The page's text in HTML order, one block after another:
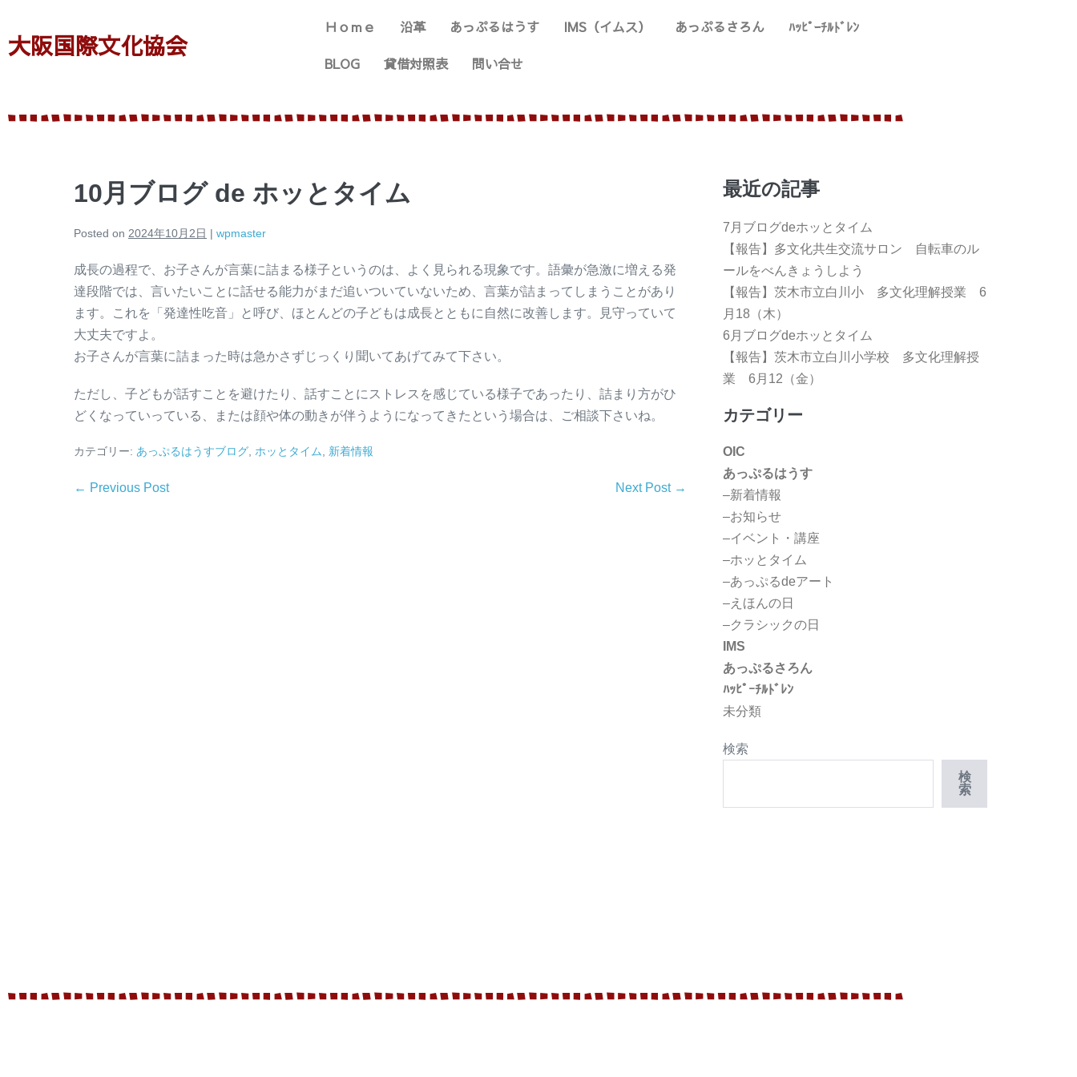
大阪国際文化協会
Ｈｏｍｅ 沿革 あっぷるはうす IMS（イムス） あっぷるさろん ﾊｯﾋﾟｰﾁﾙﾄﾞﾚﾝ
BLOG 貸借対照表 問い合せ
10月ブログ de ホッとタイム
Posted on 2024年10月2日 | wpmaster
成長の過程で、お子さんが言葉に詰まる様子というのは、よく見られる現象です。語彙が急激に増える発
達段階では、言いたいことに話せる能力がまだ追いついていないため、言葉が詰まってしまうことがあり
ます。これを「発達性吃音」と呼び、ほとんどの子どもは成長とともに自然に改善します。見守っていて
大丈夫ですよ。
お子さんが言葉に詰まった時は急かさずじっくり聞いてあげてみて下さい。
ただし、子どもが話すことを避けたり、話すことにストレスを感じている様子であったり、詰まり方がひ
どくなっていっている、または顔や体の動きが伴うようになってきたという場合は、ご相談下さいね。
カテゴリー: あっぷるはうすブログ ホッとタイム 新着情報
← Previous Post Next Post →
最近の記事
7月ブログdeホッとタイム
【報告】多文化共生交流サロン 自転車のル
ールをべんきょうしよう
【報告】茨木市立白川小 多文化理解授業 6
月18（木）
6月ブログdeホッとタイム
【報告】茨木市立白川小学校 多文化理解授
業 6月12（金）
カテゴリー
OIC
あっぷるはうす
–新着情報
–お知らせ
–イベント・講座
–ホッとタイム
–あっぷるdeアート
–えほんの日
–クラシックの日
IMS
あっぷるさろん
ﾊｯﾋﾟｰﾁﾙﾄﾞﾚﾝ
未分類
検索
検
索